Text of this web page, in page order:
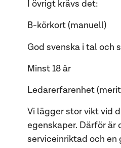
I övrigt krävs det:
B-körkort (manuell)
God svenska i tal och
Minst 18 år
Ledarerfarenhet
Vi lägger stor vikt vid
egenskaper. Därför
serviceinriktad och en